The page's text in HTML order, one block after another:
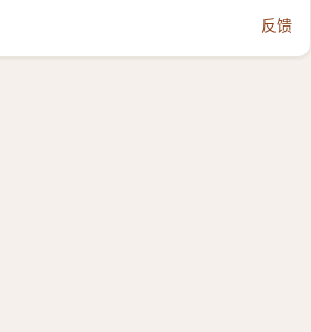
反馈